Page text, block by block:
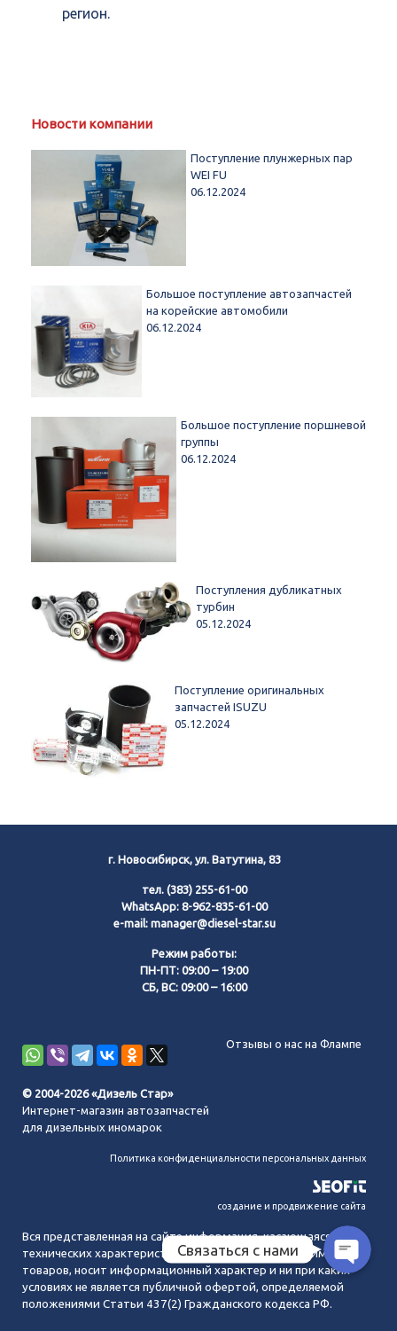
регион.
Новости компании
Поступление плунжерных пар
WEI FU
06.12.2024
Большое поступление автозапчастей
на корейские автомобили
06.12.2024
Большое поступление поршневой
группы
06.12.2024
Поступления дубликатных
турбин
05.12.2024
Поступление оригинальных
запчастей ISUZU
05.12.2024
г. Новосибирск, ул. Ватутина, 83
тел. (383) 255-61-00
WhatsApp: 8-962-835-61-00
e-mail: manager@diesel-star.su
Режим работы:
ПН-ПТ: 09:00 – 19:00
СБ, ВС: 09:00 – 16:00
Отзывы о нас на Флампе
© 2004-2026 «Дизель Стар»
Интернет-магазин автозапчастей
для дизельных иномарок
Политика конфиденциальности персональных данных
создание и продвижение сайта
Вся представленная на сайте информация, касающаяся
технических характеристик, наличия на складе, стоимости
товаров, носит информационный характер и ни при каких
условиях не является публичной офертой, определяемой
положениями Статьи 437(2) Гражданского кодекса РФ.
Связаться с нами